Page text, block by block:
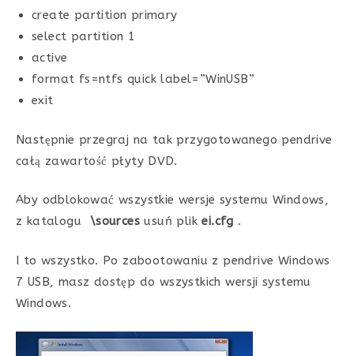
create partition primary
select partition 1
active
format fs=ntfs quick label=”WinUSB”
exit
Następnie przegraj na tak przygotowanego pendrive
całą zawartość płyty DVD.
Aby odblokować wszystkie wersje systemu Windows,
z katalogu \sources usuń plikei.cfg .
I to wszystko. Po zabootowaniu z pendrive Windows
7 USB, masz dostęp do wszystkich wersji systemu
Windows.